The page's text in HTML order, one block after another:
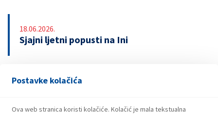
Postavke kolačića
Ova web stranica koristi kolačiće. Kolačić je mala tekstualna
18.06.2026.
Sjajni ljetni popusti na Ini
13.04.2026.
bonovima za gorivo